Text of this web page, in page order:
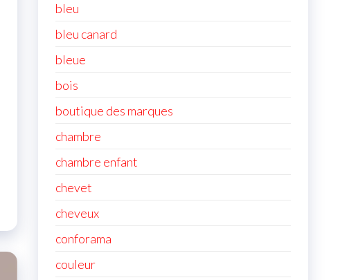
bleu
bleu canard
bleue
bois
boutique des marques
chambre
chambre enfant
chevet
cheveux
conforama
couleur